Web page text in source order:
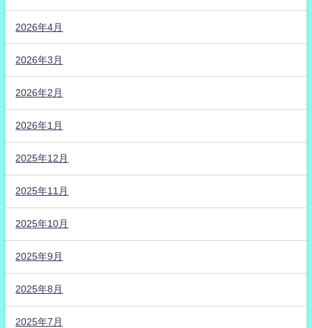
2026年4月
2026年3月
2026年2月
2026年1月
2025年12月
2025年11月
2025年10月
2025年9月
2025年8月
2025年7月